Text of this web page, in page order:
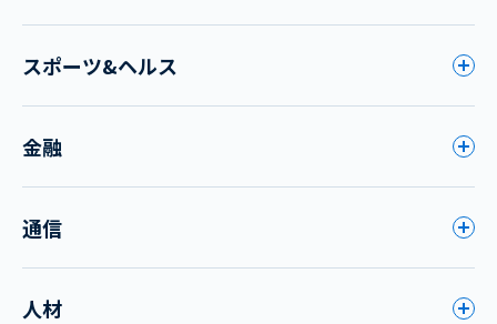
スポーツ&ヘルス
金融
通信
人材